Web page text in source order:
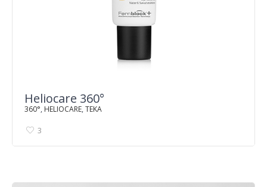
Heliocare 360°
360°, HELIOCARE, TEKA
3